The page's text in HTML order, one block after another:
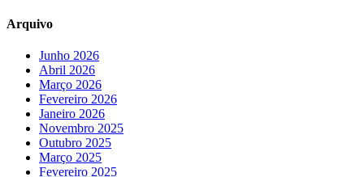
Arquivo
Junho 2026
Abril 2026
Março 2026
Fevereiro 2026
Janeiro 2026
Novembro 2025
Outubro 2025
Março 2025
Fevereiro 2025